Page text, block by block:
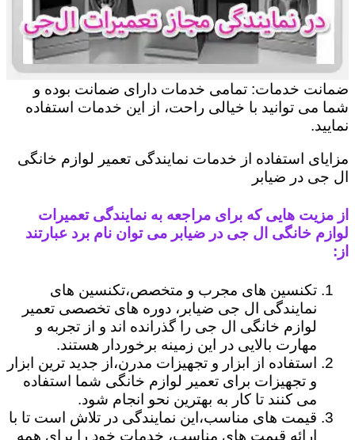
ضمانت خدمات: تمامی خدمات دارای ضمانت بوده و
شما می توانید با خیالی راحت، از این خدمات استفاده
نمایید.
مزایای استفاده از خدمات نمایندگی تعمیر لوازم خانگی
ال جی در ضیابر
از مزیت هایی که برای مراجعه به نمایندگی تعمیرات
لوازم خانگی ال جی در ضیابر می توان نام برد عبارتند
از:
تکنسین های مجرب و متخصص،تکنسین های
نمایندگی ال جی ضیابر، دوره های تخصصی تعمیر
لوازم خانگی ال جی را گذرانده اند و از تجربه و
مهارت بالایی در این زمینه برخوردار هستند.
استفاده از ابزار و تجهیزات مدرن،از جدید ترین ابزار
و تجهیزات برای تعمیر لوازم خانگی شما استفاده
می کنند تا کار به بهترین نحو انجام شود.
قیمت های مناسب،این نمایندگی در تلاش است تا با
ارائه قیمت های مناسب، خدمات خود را برای همه